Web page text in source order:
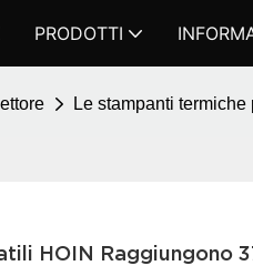
PRODOTTI
Le stampanti
HOIN Raggiungono